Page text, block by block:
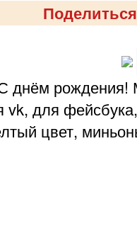
днём рождения!
для
цвет,